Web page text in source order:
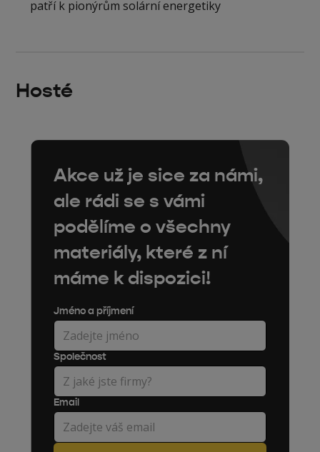
patří k pionýrům solární energetiky
Hosté
Akce už je sice za námi,
ale rádi se s vámi
podělíme o všechny
materiály, které z ní
máme k dispozici!
Jméno a příjmení
Společnost
Email